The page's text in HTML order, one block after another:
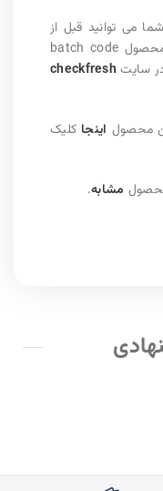
می توانید قبل از
خرید برای اطمینان بیشتر از اصالت محصول batch code
سایت checkfresh
محصول اینجا کلیک
مشابه.